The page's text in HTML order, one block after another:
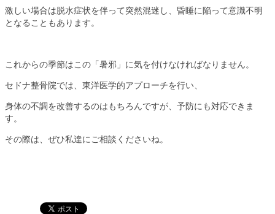
激しい場合は脱水症状を伴って突然混迷し、昏睡に陥って意識不明
となることもあります。
これからの季節はこの「暑邪」に気を付けなければなりません。
セドナ整骨院では、東洋医学的アプローチを行い、
身体の不調を改善するのはもちろんですが、予防にも対応できま
す。
その際は、ぜひ私達にご相談くださいね。